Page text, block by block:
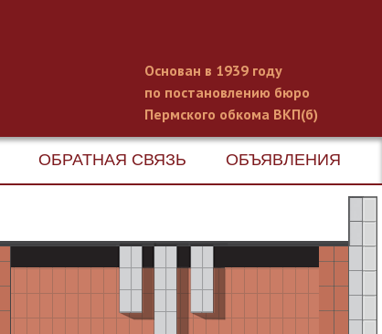
Основан в 1939 году
по постановлению бюро
Пермского обкома ВКП(б)
ОБРАТНАЯ СВЯЗЬ ОБЪЯВЛЕНИЯ